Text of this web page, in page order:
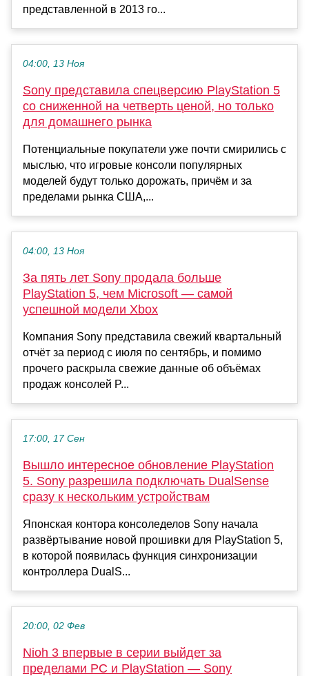
представленной в 2013 го...
04:00, 13 Ноя
Sony представила спецверсию PlayStation 5
со сниженной на четверть ценой, но только
для домашнего рынка
Потенциальные покупатели уже почти смирились с
мыслью, что игровые консоли популярных
моделей будут только дорожать, причём и за
пределами рынка США,...
04:00, 13 Ноя
За пять лет Sony продала больше
PlayStation 5, чем Microsoft — самой
успешной модели Xbox
Компания Sony представила свежий квартальный
отчёт за период с июля по сентябрь, и помимо
прочего раскрыла свежие данные об объёмах
продаж консолей P...
17:00, 17 Сен
Вышло интересное обновление PlayStation
5. Sony разрешила подключать DualSense
сразу к нескольким устройствам
Японская контора консоледелов Sony начала
развёртывание новой прошивки для PlayStation 5,
в которой появилась функция синхронизации
контроллера DualS...
20:00, 02 Фев
Nioh 3 впервые в серии выйдет за
пределами PC и PlayStation — Sony